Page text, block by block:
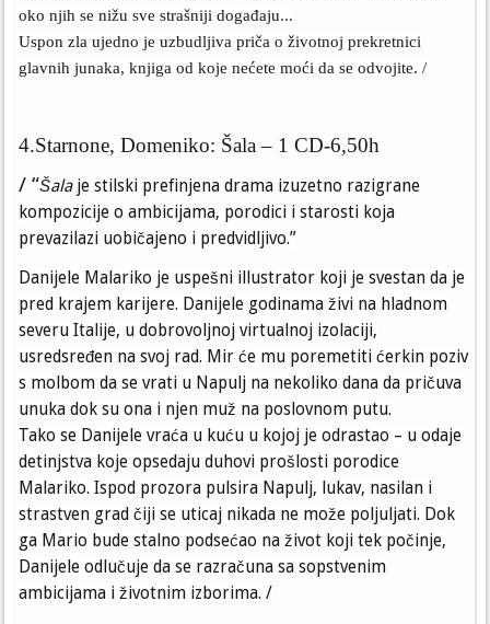
oko njih se nižu sve strašniji događaju...
Uspon zla ujedno je uzbudljiva priča o životnoj prekretnici
glavnih junaka, knjiga od koje nećete moći da se odvojite. /
4.Starnone, Domeniko: Šala – 1 CD-6,50h
/ “Šala je stilski prefinjena drama izuzetno razigrane
kompozicije o ambicijama, porodici i starosti koja
prevazilazi uobičajeno i predvidljivo.”
Danijele Malariko je uspešni illustrator koji je svestan da je
pred krajem karijere. Danijele godinama živi na hladnom
severu Italije, u dobrovoljnoj virtualnoj izolaciji,
usredsređen na svoj rad. Mir će mu poremetiti ćerkin poziv
s molbom da se vrati u Napulj na nekoliko dana da pričuva
unuka dok su ona i njen muž na poslovnom putu.
Tako se Danijele vraća u kuću u kojoj je odrastao – u odaje
detinjstva koje opsedaju duhovi prošlosti porodice
Malariko. Ispod prozora pulsira Napulj, lukav, nasilan i
strastven grad čiji se uticaj nikada ne može poljuljati. Dok
ga Mario bude stalno podsećao na život koji tek počinje,
Danijele odlučuje da se razračuna sa sopstvenim
ambicijama i životnim izborima. /